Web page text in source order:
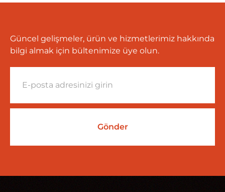
Güncel gelişmeler, ürün ve hizmetlerimiz hakkında
bilgi almak için bültenimize üye olun.
Gönder